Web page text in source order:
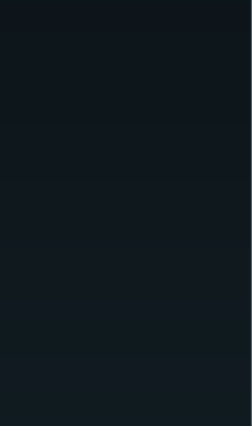
ョンは、「東京から映画の可能性
する」こと。古い歴史と最先端技
東京。この地で開催される映画祭
品を取り上げることで、映画が持
世界に向けて発信し続けていま
映画の作り手や観客、文化をつな
場をめざしています。映画という
景を持つ人々が出会い、交わり、
祭（TIFF）は、そんな場を創り続